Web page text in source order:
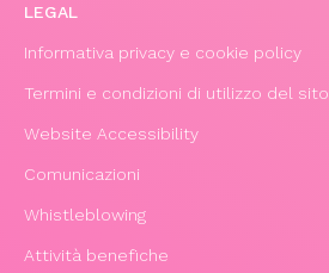
LEGAL
Informativa privacy e cookie policy
Termini e condizioni di utilizzo del sito
Website Accessibility
Comunicazioni
Whistleblowing
Attività benefiche